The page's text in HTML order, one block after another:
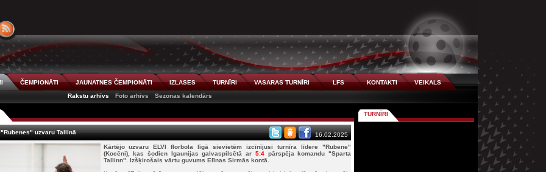
ČEMPIONĀTI JAUNATNES ČEMPIONĀTI IZLASES TURNĪRI VASARAS TURNĪRI LFS KONTAKTI
VEIKALS
Rakstu arhīvs
Foto arhīvs Sezonas kalendārs
uzvaru Tallinā
16.02.2025
Kārtējo uzvaru ELVI florbola līgā sievietēm izcīnījusi turnīra līdere "Rubene"
(Kocēni), kas šodien Igaunijas galvaspilsētā ar 5:4pārspēja komandu "Sparta
Tallinn". Izšķirošais vārtu guvums Elīnas Sirmās kontā.
TURNĪRI